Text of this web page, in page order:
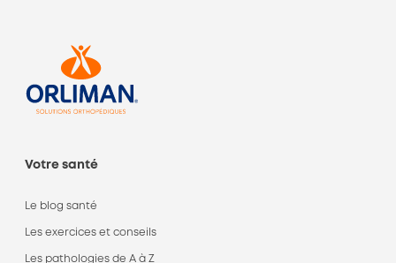
Votre santé
Le blog santé
Les exercices et conseils
Les pathologies de A à Z